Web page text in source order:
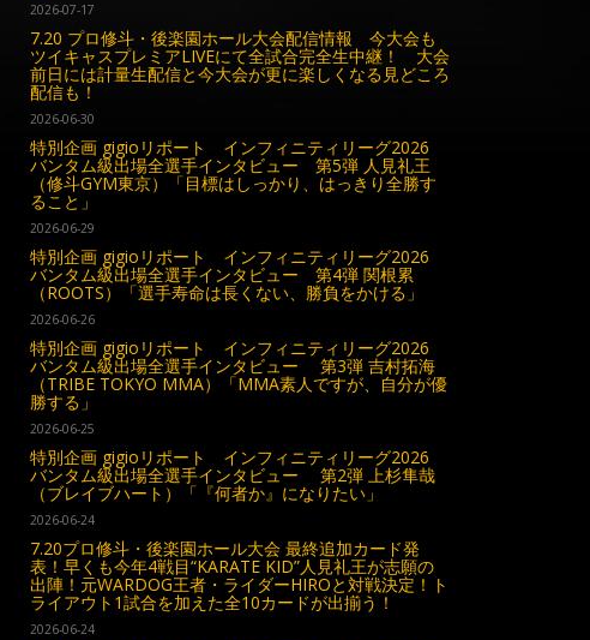
2026-07-17
7.20 プロ修斗・後楽園ホール大会配信情報 今大会も
ツイキャスプレミアLIVEにて全試合完全生中継！ 大会
前日には計量生配信と今大会が更に楽しくなる見どころ
配信も！
2026-06-30
特別企画 gigioリポート インフィニティリーグ2026
バンタム級出場全選手インタビュー 第5弾 人見礼王
（修斗GYM東京）「目標はしっかり、はっきり全勝す
ること」
2026-06-29
特別企画 gigioリポート インフィニティリーグ2026
バンタム級出場全選手インタビュー 第4弾 関根累
（ROOTS）「選手寿命は長くない、勝負をかける」
2026-06-26
特別企画 gigioリポート インフィニティリーグ2026
バンタム級出場全選手インタビュー 第3弾 吉村拓海
（TRIBE TOKYO MMA）「MMA素人ですが、自分が優
勝する」
2026-06-25
特別企画 gigioリポート インフィニティリーグ2026
バンタム級出場全選手インタビュー 第2弾 上杉隼哉
（ブレイブハート）「『何者か』になりたい」
2026-06-24
7.20プロ修斗・後楽園ホール大会 最終追加カード発
表！早くも今年4戦目“KARATE KID”人見礼王が志願の
出陣！元WARDOG王者・ライダーHIROと対戦決定！ト
ライアウト1試合を加えた全10カードが出揃う！
2026-06-24